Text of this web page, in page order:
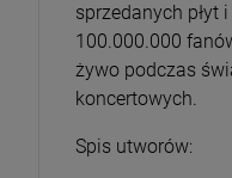
sprzedanych płyt
100.000.000
żywo podczas
koncertowych.
Spis utworów: